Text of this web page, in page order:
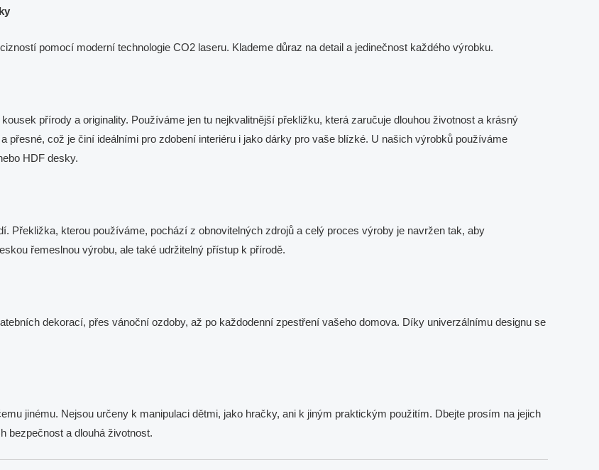
pomocí moderní technologie CO2 laseru. Klademe důraz na detail a jedinečnost každého výrobku.
přírody a originality. Používáme jen tu nejkvalitnější překližku, která zaručuje dlouhou životnost a krásný
přesné, což je činí ideálními pro zdobení interiéru i jako dárky pro vaše blízké. U našich výrobků používáme
HDF desky.
Překližka, kterou používáme, pochází z obnovitelných zdrojů a celý proces výroby je navržen tak, aby
řemeslnou výrobu, ale také udržitelný přístup k přírodě.
dekorací, přes vánoční ozdoby, až po každodenní zpestření vašeho domova. Díky univerzálnímu designu se
jinému. Nejsou určeny k manipulaci dětmi, jako hračky, ani k jiným praktickým použitím. Dbejte prosím na jejich
bezpečnost a dlouhá životnost.